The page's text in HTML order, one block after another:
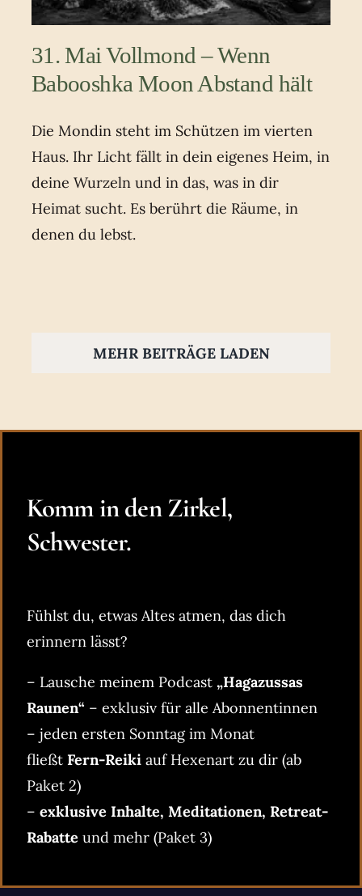
31. Mai Vollmond – Wenn
Babooshka Moon Abstand hält
Die Mondin steht im Schützen im vierten
Haus. Ihr Licht fällt in dein eigenes Heim, in
deine Wurzeln und in das, was in dir
Heimat sucht. Es berührt die Räume, in
denen du lebst.
MEHR BEITRÄGE LADEN
Komm in den Zirkel,
Schwester.
Fühlst du, etwas Altes atmen, das dich
erinnern lässt?
– Lausche meinem Podcast „Hagazussas
Raunen“ – exklusiv für alle Abonnentinnen
– jeden ersten Sonntag im Monat
fließt Fern-Reiki auf Hexenart zu dir (ab
Paket 2)
– exklusive Inhalte, Meditationen, Retreat-
Rabatte und mehr (Paket 3)